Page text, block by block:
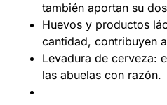
también aportan su
Huevos y productos
cantidad, contribuyen
Levadura de cerveza:
las abuelas con razón.